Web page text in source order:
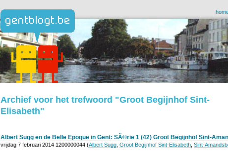
Archief voor het trefwoord "Groot Begijnhof Sint-
Elisabeth"
Albert Sugg en de Belle Epoque in Gent: SÃ©rie 1 (42) Groot Begijnhof Sint-
vrijdag 7 februari 2014 1200000044 (Albert Sugg Groot Begijnhof Sint-Elisabeth Sint-